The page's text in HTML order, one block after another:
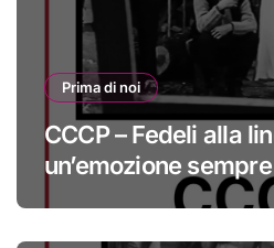
Prima di noi
CCCP – Fedeli alla
un’emozione
#primadinoi